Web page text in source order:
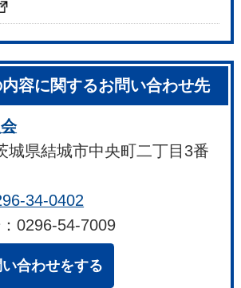
容に関するお問い合わせ先
城県結城市中央町二丁目3番
34-0402
0296-54-7009
合わせをする